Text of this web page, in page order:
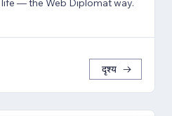
life — the Web Diplomat way.
दृश्य